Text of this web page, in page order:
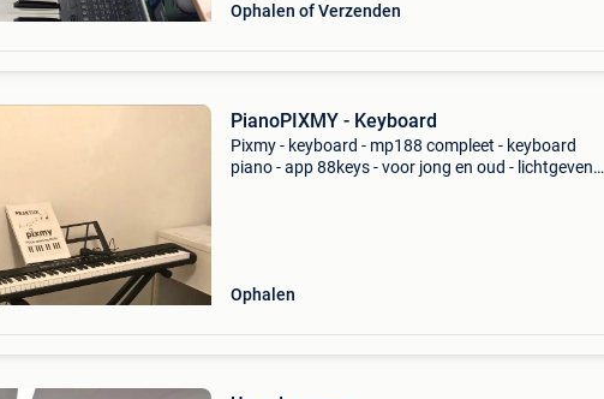
Ophalen of Verzenden
PianoPIXMY - Keyboard
Pixmy - keyboard - mp188 compleet - keyboard
piano - app 88keys - voor jong en oud - lichtgevende
Ophalen